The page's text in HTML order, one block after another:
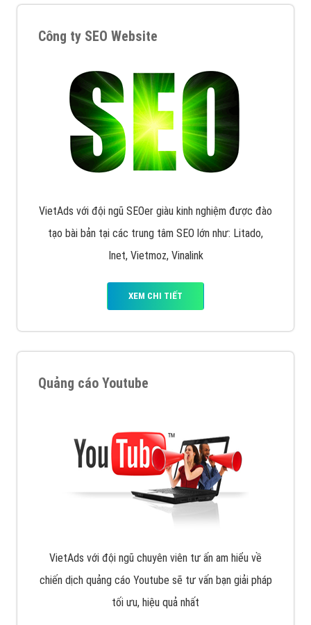
XEM CHI TIẾT
Quảng cáo Remarketing
VietAds triển khai dịch vụ quảng cáo Banner Google
XEM CHI TIẾT
Công ty SEO Website